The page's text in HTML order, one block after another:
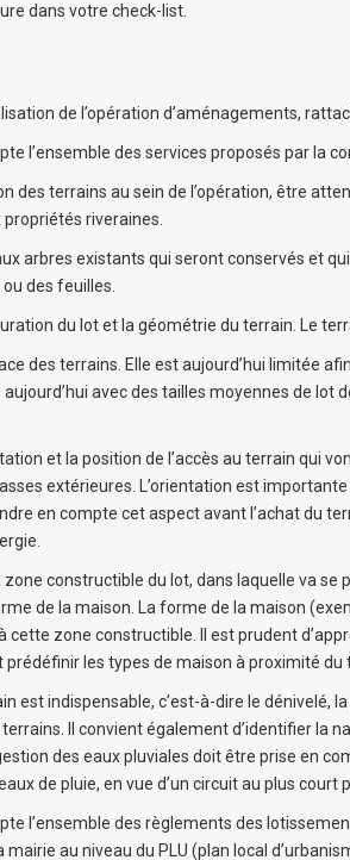
dans votre check-list.
de l’opération d’aménagements,
l’ensemble des services proposés par la
des terrains au sein de l’opération, être
riveraines.
arbres existants qui seront conservés et
des feuilles.
du lot et la géométrie du terrain. Le
des terrains. Elle est aujourd’hui limitée
avec des tailles moyennes de lot
et la position de l’accès au terrain qui
extérieures. L’orientation est
en compte cet aspect avant l’achat du
constructible du lot, dans laquelle va se
de la maison. La forme de la maison
cette zone constructible. Il est prudent
prédéfinir les types de maison à proximité du
est indispensable, c’est-à-dire le dénivelé,
Il convient également d’identifier la
des eaux pluviales doit être prise en
de pluie, en vue d’un circuit au plus court
l’ensemble des règlements des
au niveau du PLU (plan local